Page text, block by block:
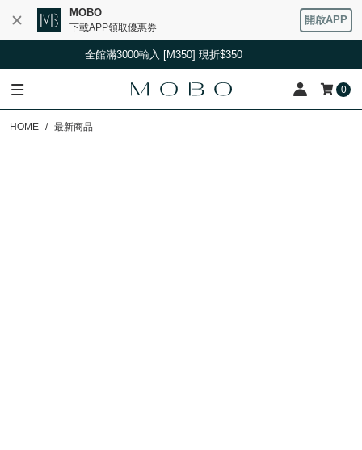
MOBO
下載APP領取優惠券
開啟APP
館滿3000輸入 [M350] 現折$350
0
HOME 最新商品